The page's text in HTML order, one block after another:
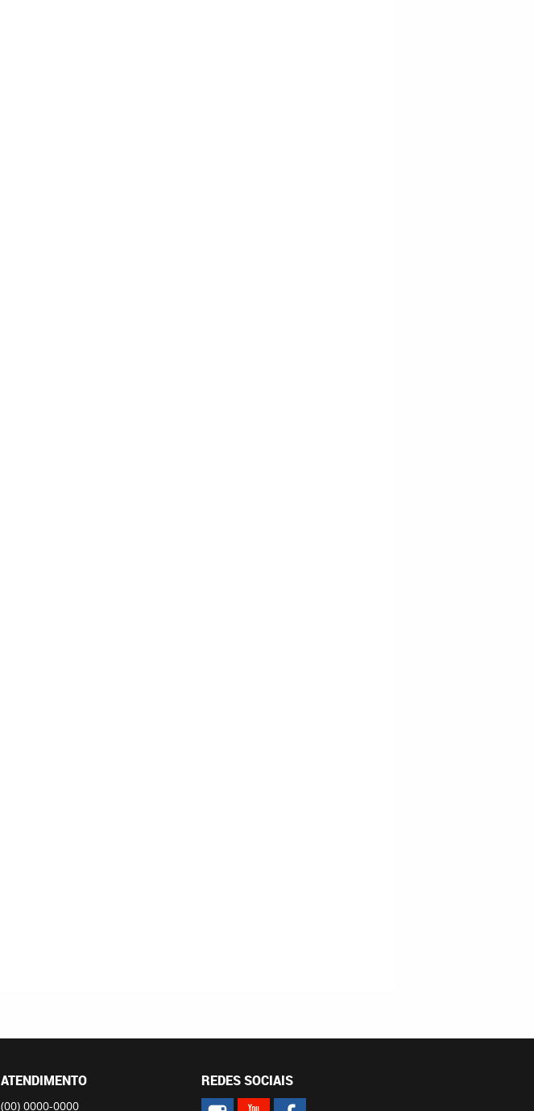
ATENDIMENTO
(00) 0000-0000
REDES SOCIAIS